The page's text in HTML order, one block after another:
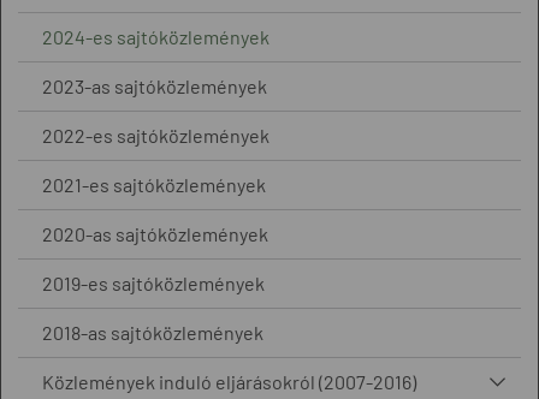
2024-es sajtóközlemények
2023-as sajtóközlemények
2022-es sajtóközlemények
2021-es sajtóközlemények
2020-as sajtóközlemények
2019-es sajtóközlemények
2018-as sajtóközlemények
Közlemények induló eljárásokról (2007-2016)